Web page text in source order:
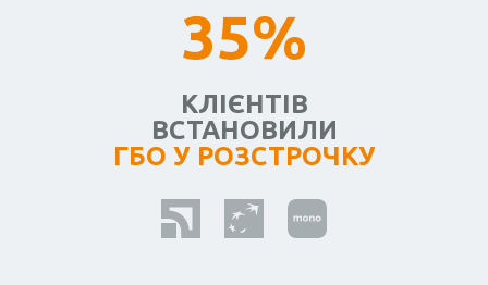
35%
КЛІЄНТІВ
ВСТАНОВИЛИ
ГБО У РОЗСТРОЧКУ